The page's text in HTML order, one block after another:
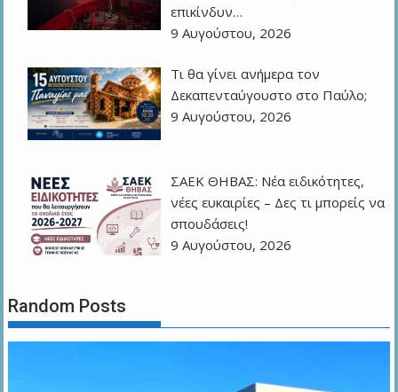
επικίνδυν…
9 Αυγούστου, 2026
Τι θα γίνει ανήμερα τον
Δεκαπενταύγουστο στο Παύλο;
9 Αυγούστου, 2026
ΣΑΕΚ ΘΗΒΑΣ: Νέα ειδικότητες,
νέες ευκαιρίες – Δες τι μπορείς να
σπουδάσεις!
9 Αυγούστου, 2026
Random Posts